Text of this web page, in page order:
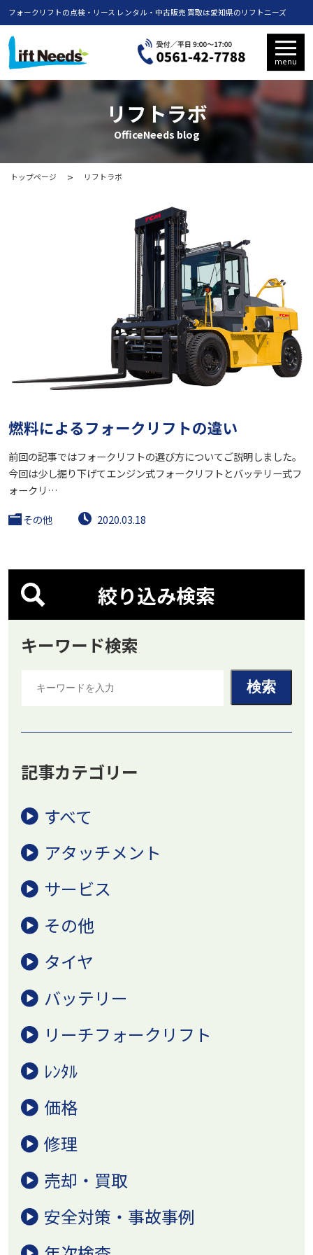
フォークリフトの点検・リース レンタル・中古販売 買取は愛知県のリフトニーズ
menu
リフトラボ
OfficeNeeds blog
トップページ リフトラボ
燃料によるフォークリフトの違い
前回の記事ではフォークリフトの選び方についてご説明しました。
今回は少し掘り下げてエンジン式フォークリフトとバッテリー式フ
ォークリ…
その他
2020.03.18
絞り込み検索
キーワード検索
記事カテゴリー
すべて
アタッチメント
サービス
その他
タイヤ
バッテリー
リーチフォークリフト
ﾚﾝﾀﾙ
価格
修理
売却・買取
安全対策・事故事例